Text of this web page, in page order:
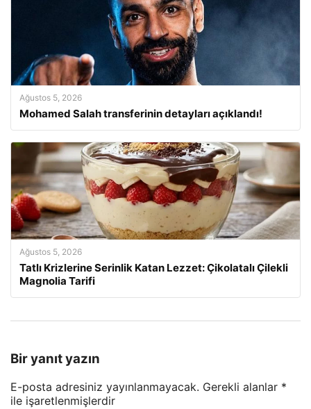
Ağustos 5, 2026
Mohamed Salah transferinin detayları açıklandı!
Ağustos 5, 2026
Tatlı Krizlerine Serinlik Katan Lezzet: Çikolatalı Çilekli
Magnolia Tarifi
Bir yanıt yazın
E-posta adresiniz yayınlanmayacak. Gerekli alanlar *
ile işaretlenmişlerdir